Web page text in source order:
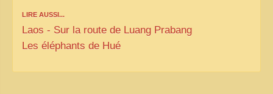
LIRE AUSSI...
Laos - Sur la route de Luang Prabang
Les éléphants de Hué